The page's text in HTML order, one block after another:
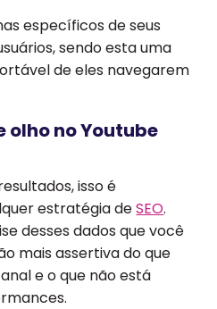
específicos de seus
sendo esta uma
de eles navegarem
olho no Youtube
isso é
estratégia deSEO.
desses dados que você
mais assertiva do que
e o que não está